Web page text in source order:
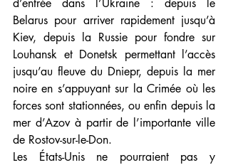
Belarus pour arriver rapidement jusqu’à
Kiev, depuis la Russie pour fondre sur
Louhansk et Donetsk permettant l’accès
jusqu’au fleuve du Dniepr, depuis la mer
noire en s’appuyant sur la Crimée où les
forces sont stationnées, ou enfin depuis la
mer d’Azov à partir de l’importante ville
de Rostov-sur-le-Don.
Les États-Unis ne pourraient pas y